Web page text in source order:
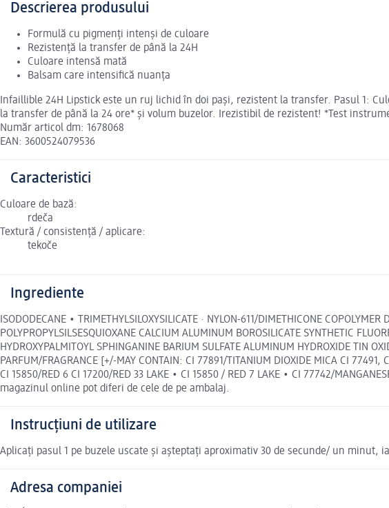
Descrierea produsului
Formulă cu pigmenți intenși de culoare
Rezistență la transfer de până la 24H
Culoare intensă mată
Balsam care intensifică nuanța
Infaillible 24H Lipstick este un ruj lichid în doi pași, rezistent la transfer. Pasul 1:
la transfer de până la 24 ore* și volum buzelor. Irezistibil de rezistent! *Test
Număr articol dm: 1678068
EAN: 3600524079536
Caracteristici
Culoare de bază:
rdeča
Textură / consistență / aplicare:
tekoče
Ingrediente
ISODODECANE • TRIMETHYLSILOXYSILICATE · NYLON-611/DIMETHICONE
POLYPROPYLSILSESQUIOXANE CALCIUM ALUMINUM BOROSILICATE SYNTHETIC
HYDROXYPALMITOYL SPHINGANINE BARIUM SULFATE ALUMINUM HYDROXIDE TIN
PARFUM/FRAGRANCE [+/-MAY CONTAIN: CI 77891/TITANIUM DIOXIDE MICA CI
CI 15850/RED 6 CI 17200/RED 33 LAKE • CI 15850 / RED 7 LAKE • CI 77742/
magazinul online pot diferi de cele de pe ambalaj.
Instrucțiuni de utilizare
Aplicați pasul 1 pe buzele uscate și așteptați aproximativ 30 de secunde/ un
Adresa companiei